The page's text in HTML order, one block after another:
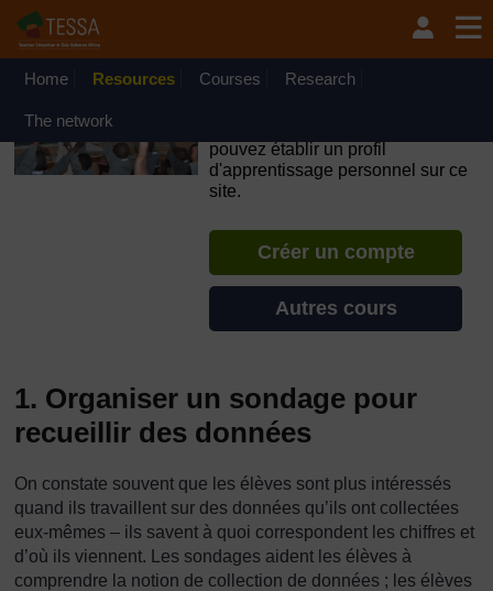
Passer au contenu principal
OpenLearn Create will be unavailable on Wednesday 12
August 2026 from 8am to 10.30am (GMT) due to routine
Home Resources Courses Research
The network
pouvez établir un profil
d'apprentissage personnel sur ce
site.
Créer un compte
Autres cours
1. Organiser un sondage pour
recueillir des données
On constate souvent que les élèves sont plus intéressés
quand ils travaillent sur des données qu’ils ont collectées
eux-mêmes – ils savent à quoi correspondent les chiffres et
d’où ils viennent. Les sondages aident les élèves à
comprendre la notion de collection de données ; les élèves